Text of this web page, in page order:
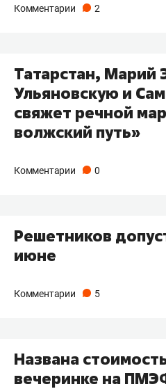
Комментарии 2
Татарстан, Марий
Ульяновскую и
свяжет речной
волжский путь»
Комментарии 0
Решетников
июне
Комментарии 5
Названа
вечеринке на